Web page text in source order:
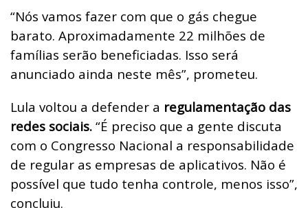
“Nós vamos fazer com que o gás chegue
barato. Aproximadamente 22 milhões de
famílias serão beneficiadas. Isso será
anunciado ainda neste mês”, prometeu.
Lula voltou a defender a regulamentação das
redes sociais. “É preciso que a gente discuta
com o Congresso Nacional a responsabilidade
de regular as empresas de aplicativos. Não é
possível que tudo tenha controle, menos isso”,
concluiu.